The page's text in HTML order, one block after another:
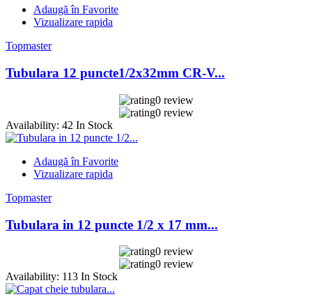
Adaugă în Favorite
Vizualizare rapida
Topmaster
Tubulara 12 puncte1/2x32mm CR-V...
0 review
0 review
Availability: 42 In Stock
Adaugă în Favorite
Vizualizare rapida
Topmaster
Tubulara in 12 puncte 1/2 x 17 mm...
0 review
0 review
Availability: 113 In Stock